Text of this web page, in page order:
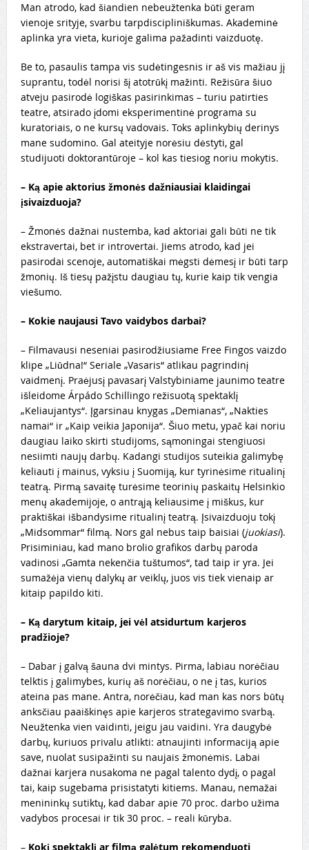
Man atrodo, kad šiandien nebeužtenka būti geram
vienoje srityje, svarbu tarpdiscipliniškumas. Akademinė
aplinka yra vieta, kurioje galima pažadinti vaizduotę.
Be to, pasaulis tampa vis sudėtingesnis ir aš vis mažiau jį
suprantu, todėl norisi šį atotrūkį mažinti. Režisūra šiuo
atveju pasirodė logiškas pasirinkimas – turiu patirties
teatre, atsirado įdomi eksperimentinė programa su
kuratoriais, o ne kursų vadovais. Toks aplinkybių derinys
mane sudomino. Gal ateityje norėsiu dėstyti, gal
studijuoti doktorantūroje – kol kas tiesiog noriu mokytis.
– Ką apie aktorius žmonės dažniausiai klaidingai
įsivaizduoja?
– Žmonės dažnai nustemba, kad aktoriai gali būti ne tik
ekstravertai, bet ir introvertai. Jiems atrodo, kad jei
pasirodai scenoje, automatiškai mėgsti dėmesį ir būti tarp
žmonių. Iš tiesų pažįstu daugiau tų, kurie kaip tik vengia
viešumo.
– Kokie naujausi Tavo vaidybos darbai?
– Filmavausi neseniai pasirodžiusiame Free Fingos vaizdo
klipe „Liūdna!“ Seriale „Vasaris“ atlikau pagrindinį
vaidmenį. Praėjusį pavasarį Valstybiniame jaunimo teatre
išleidome Árpádo Schillingo režisuotą spektaklį
„Keliaujantys“. Įgarsinau knygas „Demianas“, „Nakties
namai“ ir „Kaip veikia Japonija“. Šiuo metu, ypač kai noriu
daugiau laiko skirti studijoms, sąmoningai stengiuosi
nesiimti naujų darbų. Kadangi studijos suteikia galimybę
keliauti į mainus, vyksiu į Suomiją, kur tyrinėsime ritualinį
teatrą. Pirmą savaitę turėsime teorinių paskaitų Helsinkio
menų akademijoje, o antrąją keliausime į miškus, kur
praktiškai išbandysime ritualinį teatrą. Įsivaizduoju tokį
„Midsommar“ filmą. Nors gal nebus taip baisiai (juokiasi).
Prisiminiau, kad mano brolio grafikos darbų paroda
vadinosi „Gamta nekenčia tuštumos“, tad taip ir yra. Jei
sumažėja vienų dalykų ar veiklų, juos vis tiek vienaip ar
kitaip papildo kiti.
– Ką darytum kitaip, jei vėl atsidurtum karjeros
pradžioje?
– Dabar į galvą šauna dvi mintys. Pirma, labiau norėčiau
telktis į galimybes, kurių aš norėčiau, o ne į tas, kurios
ateina pas mane. Antra, norėčiau, kad man kas nors būtų
anksčiau paaiškinęs apie karjeros strategavimo svarbą.
Neužtenka vien vaidinti, jeigu jau vaidini. Yra daugybė
darbų, kuriuos privalu atlikti: atnaujinti informaciją apie
save, nuolat susipažinti su naujais žmonėmis. Labai
dažnai karjera nusakoma ne pagal talento dydį, o pagal
tai, kaip sugebama prisistatyti kitiems. Manau, nemažai
menininkų sutiktų, kad dabar apie 70 proc. darbo užima
vadybos procesai ir tik 30 proc. – reali kūryba.
– Kokį spektaklį ar filmą galėtum rekomenduoti